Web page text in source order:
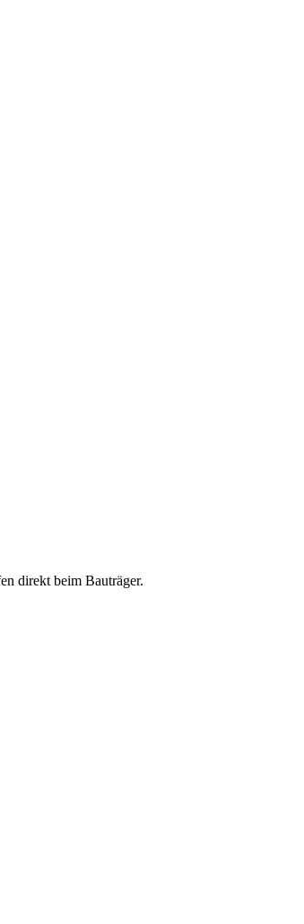
direkt beim Bauträger.